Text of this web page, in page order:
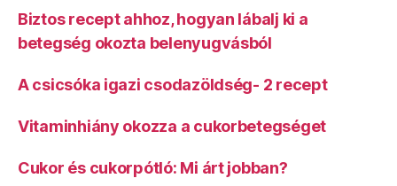
Biztos recept ahhoz, hogyan lábalj ki a
betegség okozta belenyugvásból
A csicsóka igazi csodazöldség- 2 recept
Vitaminhiány okozza a cukorbetegséget
Cukor és cukorpótló: Mi árt jobban?